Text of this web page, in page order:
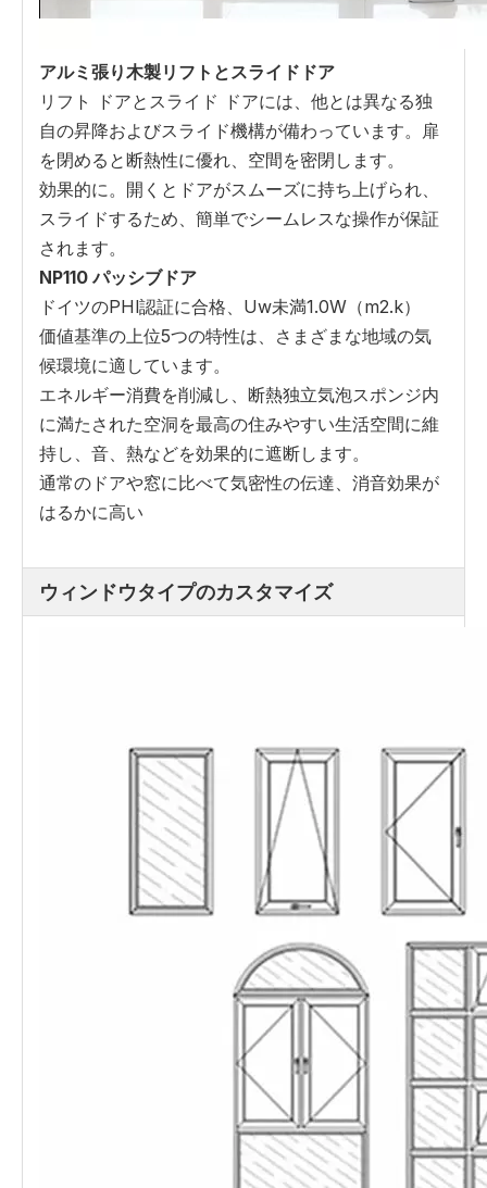
アルミ張り木製リフトとスライドドア
リフト ドアとスライド ドアには、他とは異なる独
自の昇降およびスライド機構が備わっています。扉
を閉めると断熱性に優れ、空間を密閉します。
効果的に。開くとドアがスムーズに持ち上げられ、
スライドするため、簡単でシームレスな操作が保証
されます。
NP110 パッシブドア
ドイツのPHl認証に合格、Uw未満1.0W（m2.k）
価値基準の上位5つの特性は、さまざまな地域の気
候環境に適しています。
エネルギー消費を削減し、断熱独立気泡スポンジ内
に満たされた空洞を最高の住みやすい生活空間に維
持し、音、熱などを効果的に遮断します。
通常のドアや窓に比べて気密性の伝達、消音効果が
はるかに高い
ウィンドウタイプのカスタマイズ